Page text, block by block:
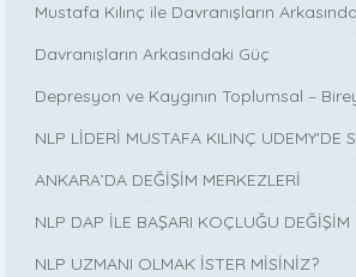
Mustafa Kılınç ile Davranışların
Davranışların Arkasındaki Güç
Depresyon ve Kaygının Toplumsal –
NLP LİDERİ MUSTAFA KILINÇ UDEMY'DE
ANKARA’DA DEĞİŞİM MERKEZLERİ
NLP DAP İLE BAŞARI KOÇLUĞU DEĞİŞİM
NLP UZMANI OLMAK İSTER MİSİNİZ?